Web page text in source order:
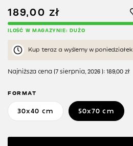
189,00 zł
ILOŚĆ W MAGAZYNIE: DUŻO
Kup teraz a wyślemy w poniedziałek
Najniższa cena (7 sierpnia, 2026 ): 189,00 zł
FORMAT
30x40 cm 50x70 cm